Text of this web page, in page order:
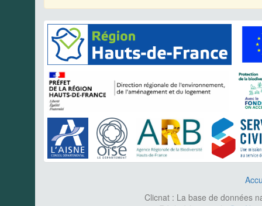
Clicnat : La base de données